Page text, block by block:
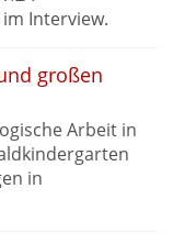
Interview.
großen
Arbeit in
in